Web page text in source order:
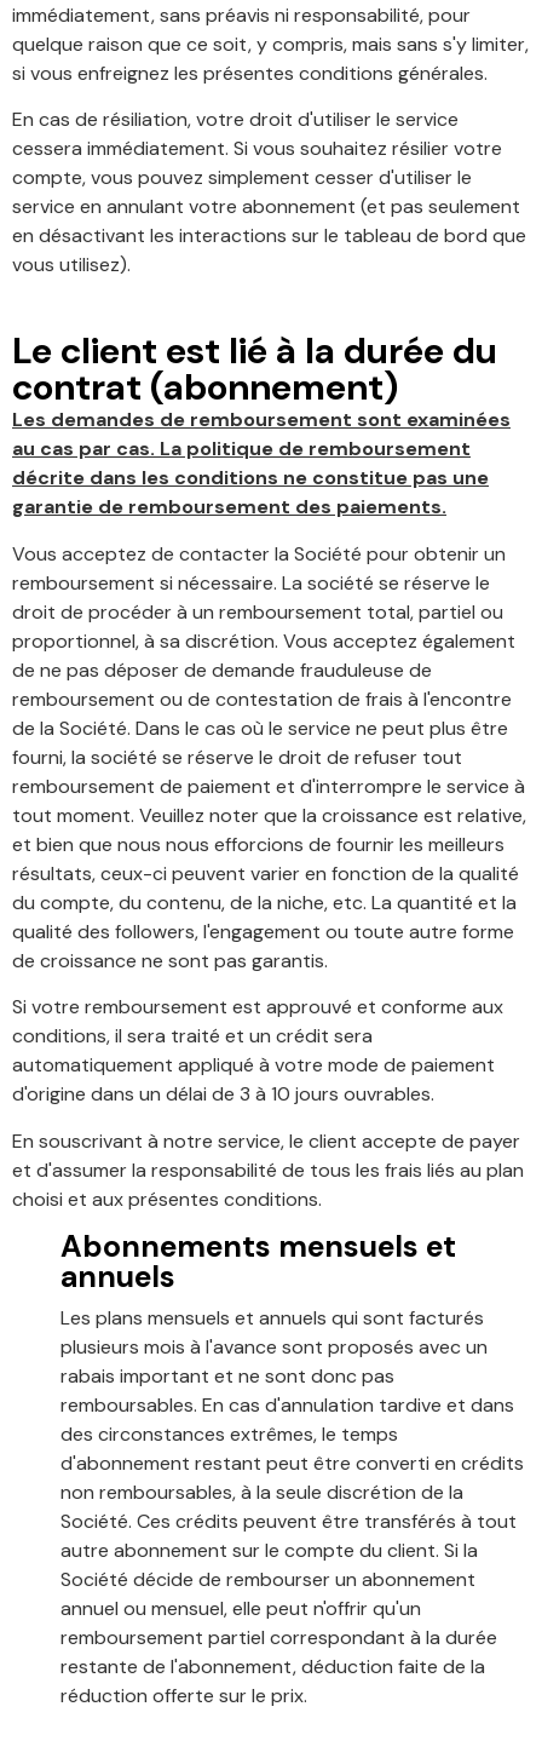
immédiatement, sans préavis ni responsabilité, pour
quelque raison que ce soit, y compris, mais sans s'y limiter,
si vous enfreignez les présentes conditions générales.
En cas de résiliation, votre droit d'utiliser le service
cessera immédiatement. Si vous souhaitez résilier votre
compte, vous pouvez simplement cesser d'utiliser le
service en annulant votre abonnement (et pas seulement
en désactivant les interactions sur le tableau de bord que
vous utilisez).
Le client est lié à la durée du
contrat (abonnement)
Les demandes de remboursement sont examinées
au cas par cas. La politique de remboursement
décrite dans les conditions ne constitue pas une
garantie de remboursement des paiements.
Vous acceptez de contacter la Société pour obtenir un
remboursement si nécessaire. La société se réserve le
droit de procéder à un remboursement total, partiel ou
proportionnel, à sa discrétion. Vous acceptez également
de ne pas déposer de demande frauduleuse de
remboursement ou de contestation de frais à l'encontre
de la Société. Dans le cas où le service ne peut plus être
fourni, la société se réserve le droit de refuser tout
remboursement de paiement et d'interrompre le service à
tout moment. Veuillez noter que la croissance est relative,
et bien que nous nous efforcions de fournir les meilleurs
résultats, ceux-ci peuvent varier en fonction de la qualité
du compte, du contenu, de la niche, etc. La quantité et la
qualité des followers, l'engagement ou toute autre forme
de croissance ne sont pas garantis.
Si votre remboursement est approuvé et conforme aux
conditions, il sera traité et un crédit sera
automatiquement appliqué à votre mode de paiement
d'origine dans un délai de 3 à 10 jours ouvrables.
En souscrivant à notre service, le client accepte de payer
et d'assumer la responsabilité de tous les frais liés au plan
choisi et aux présentes conditions.
Abonnements mensuels et
annuels
Les plans mensuels et annuels qui sont facturés
plusieurs mois à l'avance sont proposés avec un
rabais important et ne sont donc pas
remboursables. En cas d'annulation tardive et dans
des circonstances extrêmes, le temps
d'abonnement restant peut être converti en crédits
non remboursables, à la seule discrétion de la
Société. Ces crédits peuvent être transférés à tout
autre abonnement sur le compte du client. Si la
Société décide de rembourser un abonnement
annuel ou mensuel, elle peut n'offrir qu'un
remboursement partiel correspondant à la durée
restante de l'abonnement, déduction faite de la
réduction offerte sur le prix.